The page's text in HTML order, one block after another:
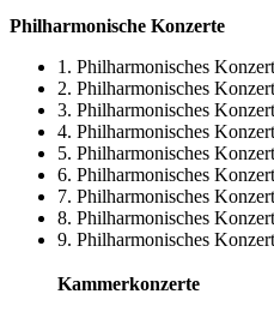
Philharmonische Konzerte
1. Philharmonisches
2. Philharmonisches Konzert
3. Philharmonisches Konzert
4. Philharmonisches Konzert
5. Philharmonisches Konzert
6. Philharmonisches
7. Philharmonisches Konzert
8. Philharmonisches Konzert
9. Philharmonisches Konzert
Kammerkonzerte